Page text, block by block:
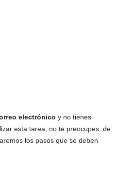
electrónico y no tienes
esta tarea, no te preocupes, de
los pasos que se deben